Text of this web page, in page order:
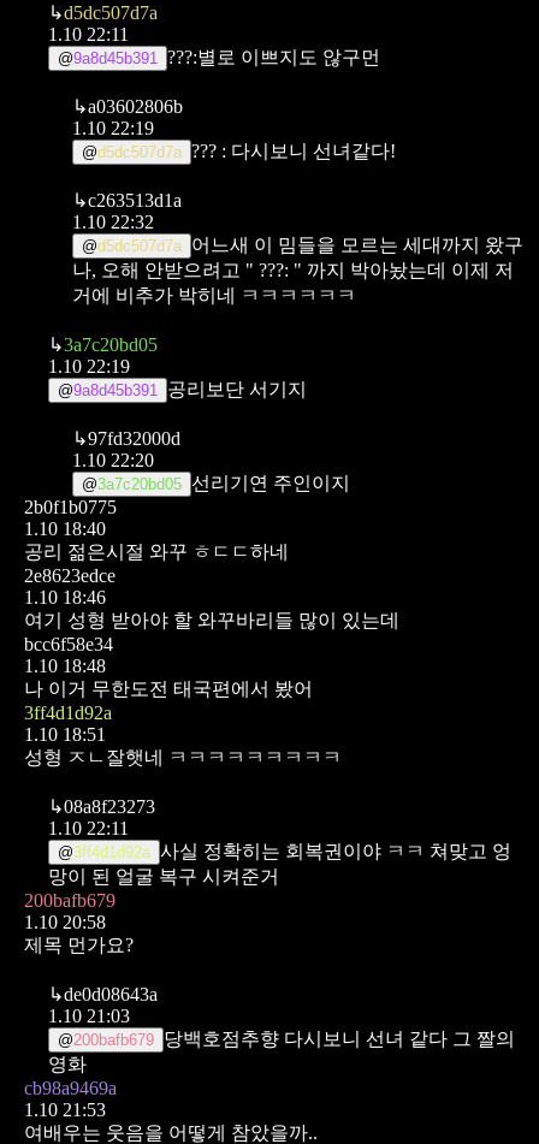
↳d5dc507d7a
1.10 22:11
@9a8d45b391 ???:별로 이쁘지도 않구먼
↳a03602806b
1.10 22:19
@d5dc507d7a ??? : 다시보니 선녀같다!
↳c263513d1a
1.10 22:32
@d5dc507d7a 어느새 이 밈들을 모르는 세대까지 왔구
나, 오해 안받으려고 " ???: " 까지 박아놨는데 이제 저
거에 비추가 박히네 ㅋㅋㅋㅋㅋㅋ
↳3a7c20bd05
1.10 22:19
@9a8d45b391 공리보단 서기지
↳97fd32000d
1.10 22:20
@3a7c20bd05 선리기연 주인이지
2b0f1b0775
1.10 18:40
공리 젊은시절 와꾸 ㅎㄷㄷ하네
2e8623edce
1.10 18:46
여기 성형 받아야 할 와꾸바리들 많이 있는데
bcc6f58e34
1.10 18:48
나 이거 무한도전 태국편에서 봤어
3ff4d1d92a
1.10 18:51
성형 ㅈㄴ잘햇네 ㅋㅋㅋㅋㅋㅋㅋㅋㅋ
↳08a8f23273
1.10 22:11
@3ff4d1d92a 사실 정확히는 회복권이야 ㅋㅋ 쳐맞고 엉
망이 된 얼굴 복구 시켜준거
200bafb679
1.10 20:58
제목 먼가요?
↳de0d08643a
1.10 21:03
@200bafb679 당백호점추향 다시보니 선녀 같다 그 짤의
영화
cb98a9469a
1.10 21:53
여배우는 웃음을 어떻게 참았을까..